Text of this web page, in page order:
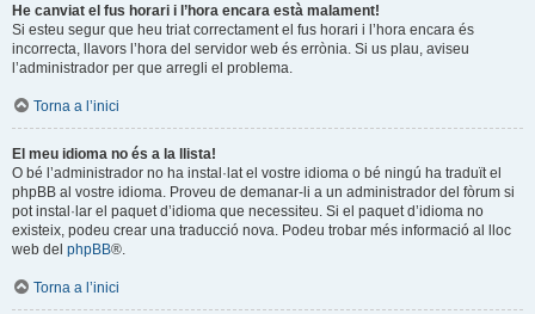
He canviat el fus horari i l’hora encara està malament!
Si esteu segur que heu triat correctament el fus horari i l’hora encara és
incorrecta, llavors l’hora del servidor web és errònia. Si us plau, aviseu
l’administrador per que arregli el problema.
Torna a l’inici
El meu idioma no és a la llista!
O bé l’administrador no ha instal·lat el vostre idioma o bé ningú ha traduït el
phpBB al vostre idioma. Proveu de demanar-li a un administrador del fòrum si
pot instal·lar el paquet d’idioma que necessiteu. Si el paquet d’idioma no
existeix, podeu crear una traducció nova. Podeu trobar més informació al lloc
web del phpBB®.
Torna a l’inici